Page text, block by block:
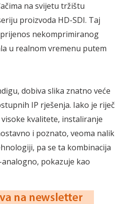
na svijetu tržištu
proizvoda HD-SDI. Taj
nekomprimiranog
u realnom vremenu putem
dobiva slika znatno veće
IP rješenja. Iako je riječ
kvalitete, instaliranje
i poznato, veoma nalik
pa se ta kombinacija
pokazuje kao